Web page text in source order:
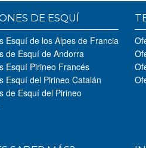
DE ESQUÍ
Esquí de los Alpes de Francia
de Esquí de Andorra
Esquí Pirineo Francés
Esquí del Pirineo Catalán
de Esquí del Pirineo